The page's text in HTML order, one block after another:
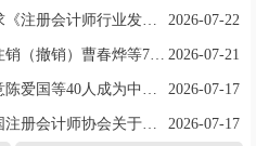
北京注册会计师协会关于征求《注册会计师行业发展“十五五”规划（征求意见稿）》意见的通知 2026-07-22
北京注册会计师协会关于拟注销（撤销）曹春烨等75名执业注册会计师注册的公示 2026-07-21
北京注册会计师协会关于同意陈爱国等40人成为中国注册会计师的通知 2026-07-17
北京注册会计师协会转发中国注册会计师协会关于开展2026年财政部高层次财会人才素质提升工程（会计师事务所合伙人岗位能力培训）第七期、第八期报名工作的通知 2026-07-17